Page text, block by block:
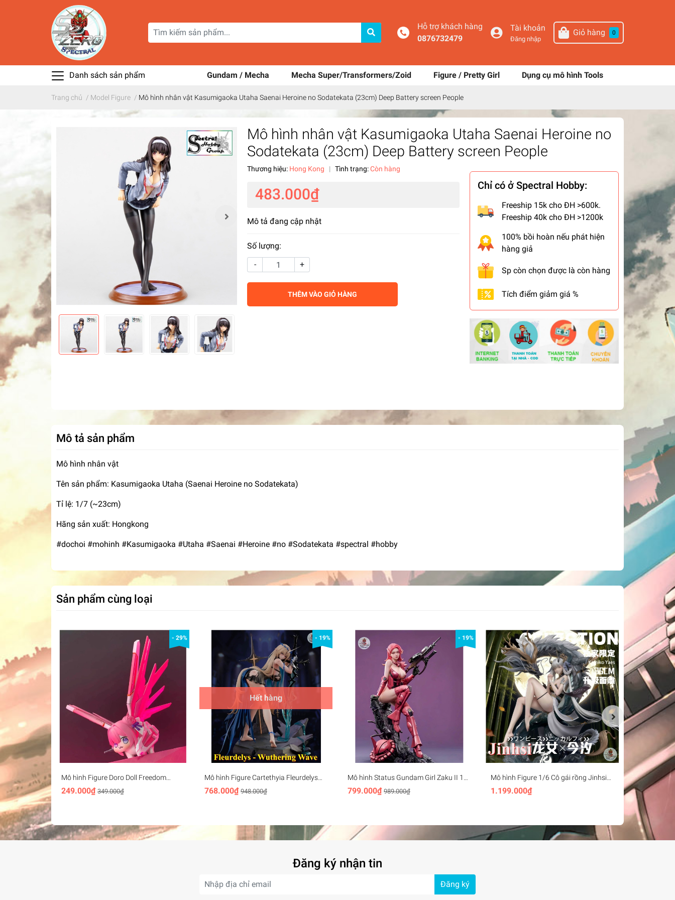
Hỗ trợ khách hàng
0876732479
Tài khoản
Đăng nhập
Giỏ hàng 0
Danh sách sản phẩm Gundam / Mecha Mecha Super/Transformers/Zoid Figure / Pretty Girl Dụng cụ mô hình Tools
Trang chủ / Model Figure / Mô hình nhân vật Kasumigaoka Utaha Saenai Heroine no Sodatekata (23cm) Deep Battery screen People
Mô hình nhân vật Kasumigaoka Utaha Saenai Heroine no
Sodatekata (23cm) Deep Battery screen People
Thương hiệu: Hong Kong | Tình trạng:Còn hàng
483.000₫
Mô tả đang cập nhật
Số lượng:
-
+
THÊM VÀO GIỎ HÀNG
Chỉ có ở Spectral Hobby:
Freeship 15k cho ĐH >600k.
Freeship 40k cho ĐH >1200k
100% bồi hoàn nếu phát hiện
hàng giả
Sp còn chọn được là còn hàng
Tích điểm giảm giá %
Mô tả sản phẩm
Mô hình nhân vật
Tên sản phẩm: Kasumigaoka Utaha (Saenai Heroine no Sodatekata)
Tỉ lệ: 1/7 (~23cm)
Hãng sản xuất: Hongkong
#dochoi #mohinh #Kasumigaoka #Utaha #Saenai #Heroine #no #Sodatekata #spectral #hobby
Sản phẩm cùng loại
- 29%
Mô hình Figure Doro Doll Freedom
gundam - Dorothy freedom
249.000₫ 349.000₫
- 19%
Hết hàng
Mô hình Figure Cartethyia Fleurdelys
Wuthering Waves (27cm)
768.000₫ 948.000₫
- 19%
Mô hình Status Gundam Girl Zaku II 1/6
(29cm)
799.000₫ 989.000₫
Mô hình Figure 1/6 Cô gái rồng Jinhsi
Wuthering Waves Game (30cm) -
Thend ANnA
1.199.000₫
Mô hình
BearPanda
Of Fighters
1.899.000₫
Đăng ký nhận tin
Đăng ký